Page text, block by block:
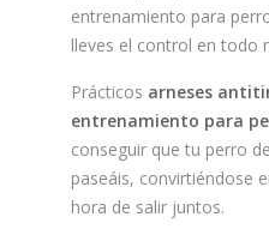
entrenamiento para
lleves el control en todo
Prácticos arneses
entrenamiento para
conseguir que tu perro
paseáis, convirtiéndose
hora de salir juntos.